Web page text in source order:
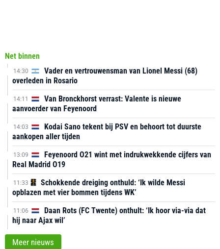
Net binnen
14:30
Vader en vertrouwensman van Lionel Messi (68)
overleden in Rosario
14:11
Van Bronckhorst verrast: Valente is nieuwe
aanvoerder van Feyenoord
14:03
Kodai Sano tekent bij PSV en behoort tot duurste
aankopen aller tijden
13:09
Feyenoord O21 wint met indrukwekkende cijfers van
Real Madrid O19
11:33
Schokkende dreiging onthuld: ‘Ik wilde Messi
opblazen met vier bommen tijdens WK’
11:06
Daan Rots (FC Twente) onthult: ‘Ik hoor via-via dat
hij naar Ajax wil’
Meer nieuws